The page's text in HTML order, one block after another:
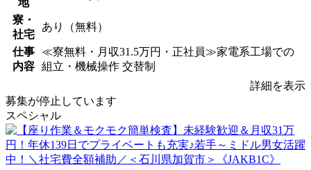
地
寮・
社宅
あり（無料）
仕事
内容
≪寮無料・月収31.5万円・正社員≫家電系工場での
組立・機械操作 交替制
詳細を表示
募集が停止しています
スペシャル